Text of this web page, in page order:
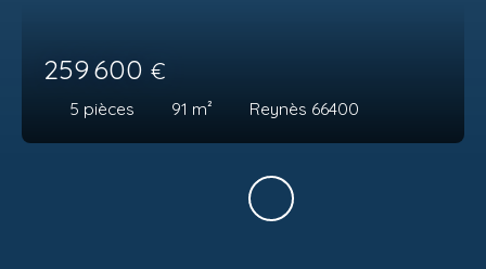
259 600 €
5 pièces 91 m² Reynès 66400